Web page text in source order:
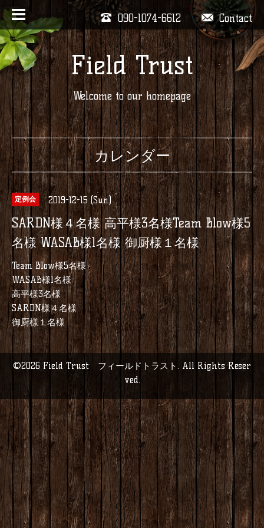
Contact
090-1074-6612
Field Trust
Welcome to our homepage
カレンダー
定例会 2019-12-15 (Sun)
SARDN様４名様 高平様3名様Team Blow様5
名様 WASAB様1名様 御厨様１名様
Team Blow様5名様
WASAB様1名様
高平様3名様
SARDN様４名様
御厨様１名様
©2026 Field Trust フィールドトラスト. All Rights Reser
ved.